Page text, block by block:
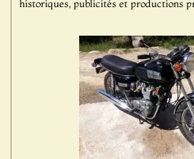
historiques, publicités et productions